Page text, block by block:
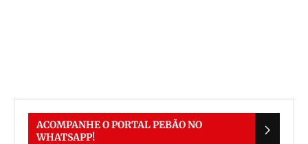
ACOMPANHE O PORTAL PEBÃO NO
WHATSAPP!